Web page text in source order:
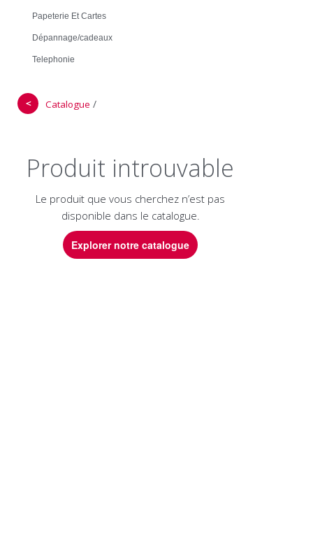
Papeterie Et Cartes
Dépannage/cadeaux
Telephonie
＜ Catalogue /
Produit introuvable
Le produit que vous cherchez n’est pas
disponible dans le catalogue.
Explorer notre catalogue